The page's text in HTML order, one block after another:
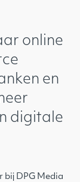
online
en
digitale
bij DPG Media